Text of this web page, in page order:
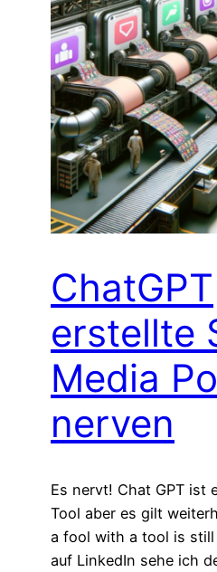
ChatGPT
erstellte
Media
nerven
Es nervt! Chat GPT ist
Tool aber es gilt
a fool with a tool is still
auf LinkedIn sehe ich